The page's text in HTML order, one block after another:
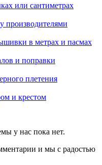
или сантиметрах
производителями
в метрах и пасмах
и поправки
плетения
и крестом
у нас пока нет.
и мы с радостью